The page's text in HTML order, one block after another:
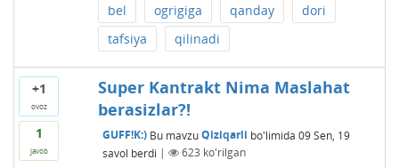
bel ogrigiga qanday
dori
tafsiya
qilinadi
+1
ovoz
1
javob
Super Kantrakt Nima Maslahat
berasizlar?!
GUFF!K:) Bu mavzuQiziqarli bo'limida 09 Sen, 19
savol berdi | 623 ko'rilgan